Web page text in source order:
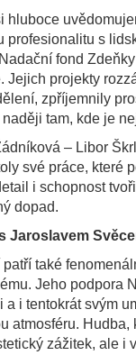
hluboce
profesionalitu s
fond
Jejich projekty
zpříjemnily
tam, kde je
– Libor
své práce, které
i schopnost
dopad.
Jaroslavem
také
Jeho podpora
a i tentokrát svým
atmosféru. Hudba,
zážitek, ale i